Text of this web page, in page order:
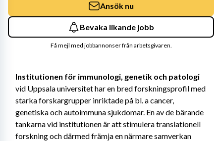
Institutionen för immunologi, genetik och patologi
vid Uppsala universitet har en bred forskningsprofil med
starka forskargrupper inriktade på bl. a cancer,
genetiska och autoimmuna sjukdomar. En av de bärande
tankarna vid institutionen är att stimulera translationell
forskning och därmed främja en närmare samverkan
Ansök nu
Bevaka likande jobb
Få mejl med jobbannonser från arbetsgivaren.